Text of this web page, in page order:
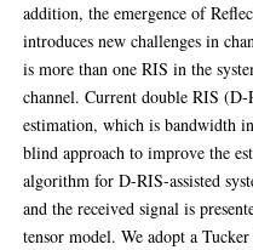
addition, the emergence of
introduces new challenges in
is more than one RIS in the
channel. Current double RIS
estimation, which is bandwidth
blind approach to improve the
algorithm for D-RIS-assisted
and the received signal is
tensor model. We adopt a